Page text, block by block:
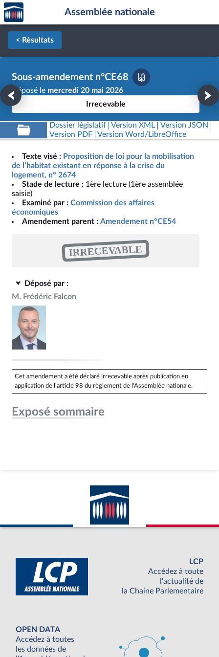
Aller au contenu
Aller en bas de la page
Accèder
à la
page
d'accueil
Assemblée nationale
< Résultats
Sous-amendement n°CE68
Déposé le mercredi 20 mai 2026
Irrecevable
Dossier législatif Version XML
Version JSON
Version PDF
Version Word/LibreOffice
Texte visé : Proposition de loi pour la mobilisation
de l’habitat existant en réponse à la crise du
logement, n° 2674
Stade de lecture : 1ère lecture (1ère assemblée
saisie)
Examiné par : Commission des affaires
économiques
Amendement parent : Amendement n°CE54
IRRECEVABLE
Déposé par :
M. Frédéric Falcon
Cet amendement a été déclaré irrecevable après publication en
application de l'article 98 du règlement de l'Assemblée nationale.
Exposé sommaire
LCP
Accédez à toute
l'actualité de
la Chaine Parlementaire
OPEN DATA
Accédez à toutes
les données de